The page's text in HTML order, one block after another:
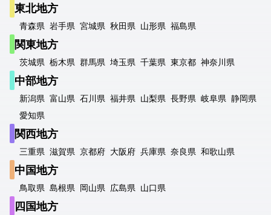
東北地方
青森県 岩手県 宮城県 秋田県 山形県 福島県
関東地方
茨城県 栃木県 群馬県 埼玉県 千葉県 東京都 神奈川県
中部地方
新潟県 富山県 石川県 福井県 山梨県 長野県 岐阜県 静岡県
愛知県
関西地方
三重県 滋賀県 京都府 大阪府 兵庫県 奈良県 和歌山県
中国地方
鳥取県 島根県 岡山県 広島県 山口県
四国地方